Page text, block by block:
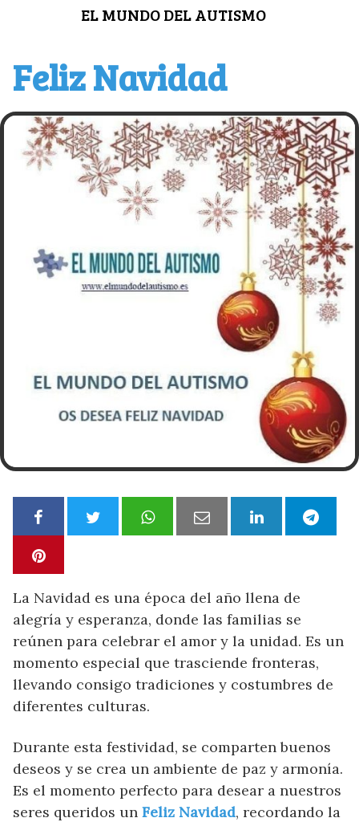
EL MUNDO DEL AUTISMO
Feliz Navidad
La Navidad es una época del año llena de
alegría y esperanza, donde las familias se
reúnen para celebrar el amor y la unidad. Es un
momento especial que trasciende fronteras,
llevando consigo tradiciones y costumbres de
diferentes culturas.
Durante esta festividad, se comparten buenos
deseos y se crea un ambiente de paz y armonía.
Es el momento perfecto para desear a nuestros
seres queridos un Feliz Navidad, recordando la